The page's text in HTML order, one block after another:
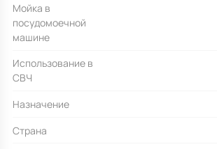
Мойка в
посудомоечной
машине
Использование в
СВЧ
Назначение
Страна